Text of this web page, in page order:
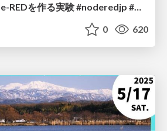
エッジで動くNode-REDを作る実験 #noderedjp #noderedcon
0 620